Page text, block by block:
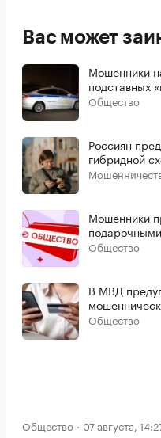
Вас может
Мошенники
подставных
Общество
Россиян
гибридной
Мошенники
Общество
В МВД
Общество
Общество 07 августа,